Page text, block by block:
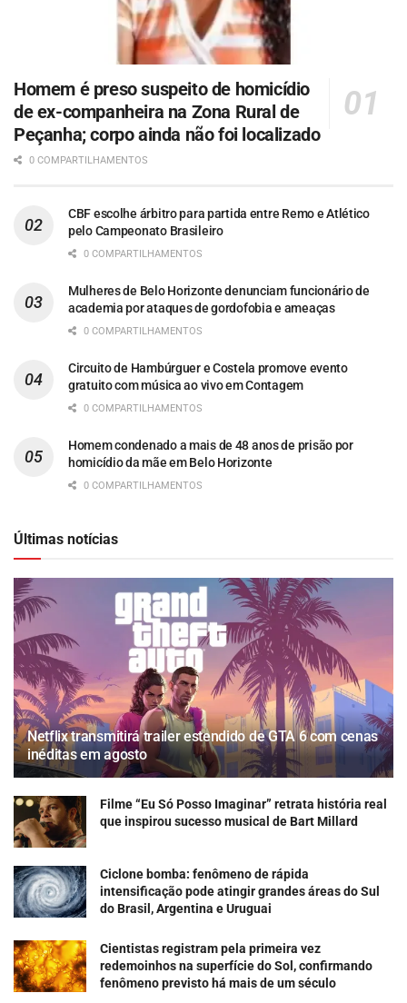
Homem é preso suspeito de homicídio
de ex-companheira na Zona Rural de
Peçanha; corpo ainda não foi localizado
0 COMPARTILHAMENTOS
CBF escolhe árbitro para partida entre Remo e Atlético
pelo Campeonato Brasileiro
0 COMPARTILHAMENTOS
Mulheres de Belo Horizonte denunciam funcionário de
academia por ataques de gordofobia e ameaças
0 COMPARTILHAMENTOS
Circuito de Hambúrguer e Costela promove evento
gratuito com música ao vivo em Contagem
0 COMPARTILHAMENTOS
Homem condenado a mais de 48 anos de prisão por
homicídio da mãe em Belo Horizonte
0 COMPARTILHAMENTOS
Últimas notícias
Netflix transmitirá trailer estendido de GTA 6 com cenas
inéditas em agosto
Filme “Eu Só Posso Imaginar” retrata história real
que inspirou sucesso musical de Bart Millard
Ciclone bomba: fenômeno de rápida
intensificação pode atingir grandes áreas do Sul
do Brasil, Argentina e Uruguai
Cientistas registram pela primeira vez
redemoinhos na superfície do Sol, confirmando
fenômeno previsto há mais de um século